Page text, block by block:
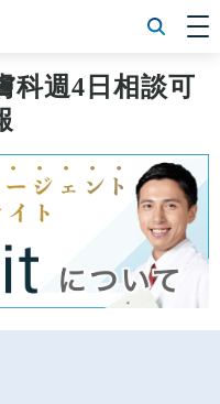
探す
探す
ら探す
探す
特集
て
リシー
科週4日相談可